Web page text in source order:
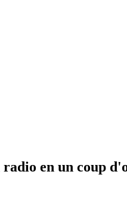
radio en un coup